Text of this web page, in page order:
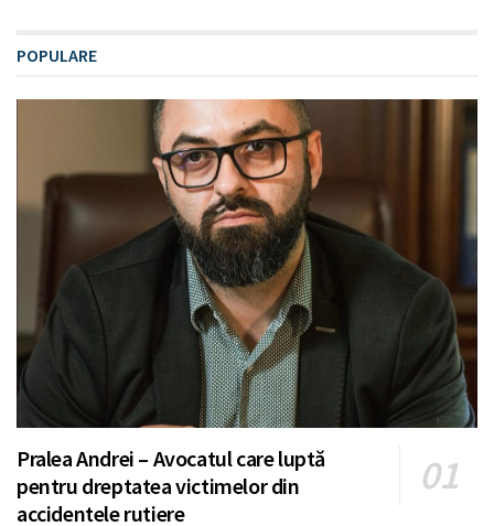
POPULARE
Pralea Andrei – Avocatul care luptă
pentru dreptatea victimelor din
accidentele rutiere